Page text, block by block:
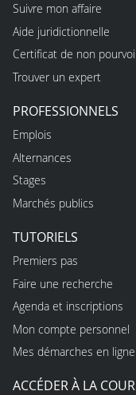
Suivre mon affaire
Aide juridictionnelle
Certificat de non pourvoi
Trouver un expert
PROFESSIONNELS
Emplois
Alternances
Stages
Marchés publics
TUTORIELS
Premiers pas
Faire une recherche
Agenda et inscriptions
Mon compte personnel
Mes démarches en ligne
ACCÉDER À LA COUR